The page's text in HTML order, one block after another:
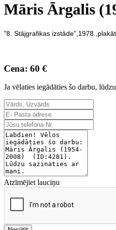
Māris Ārgalis
"8. Stājgrafikas
Cena: 60 €
Ja vēlaties iegādāties šo darbu,
Atzīmējiet lauciņu